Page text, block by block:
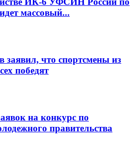
массовый...
заявил, что спортсмены из
победят
на конкурс по
правительства